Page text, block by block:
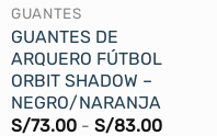
GUANTES
GUANTES DE
ARQUERO FÚTBOL
ORBIT SHADOW –
NEGRO/NARANJA
S/73.00 - S/83.00Rango